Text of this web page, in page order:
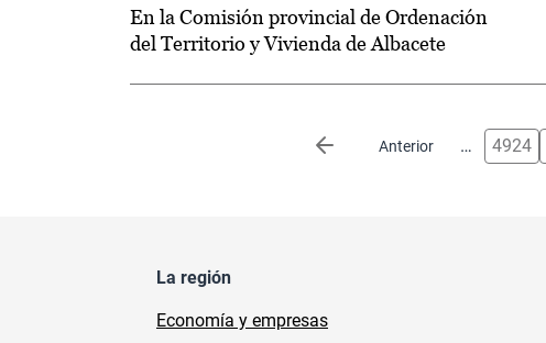
En la Comisión provincial de Ordenación
del Territorio y Vivienda de Albacete
Anterior
Página anterior … 4924
La región
Economía y empresas